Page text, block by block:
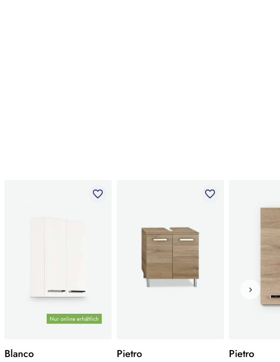
Nur online erhältlich
favorite_border
Blanco
favorite_border
Pietro Pietro